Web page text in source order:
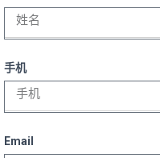
手机
Email